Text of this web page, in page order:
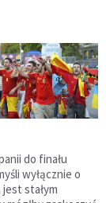
do finału
wyłącznie o
stałym